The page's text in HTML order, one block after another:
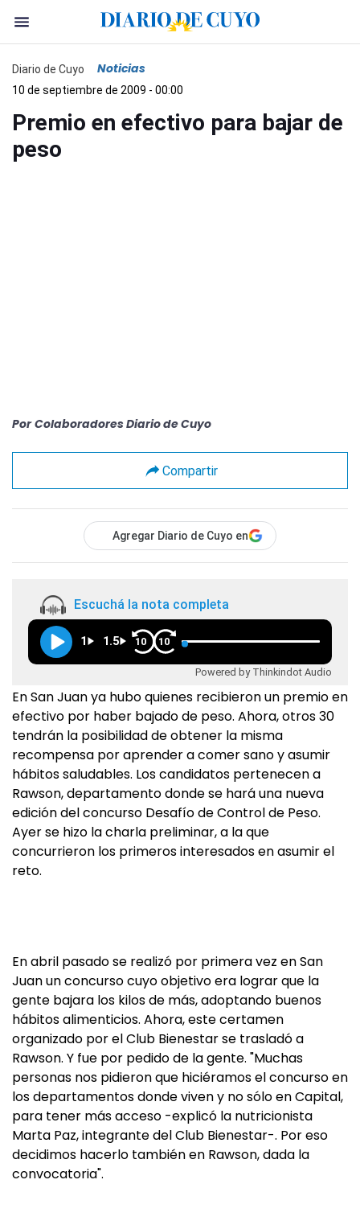
Diario de Cuyo Noticias
10 de septiembre de 2009 - 00:00
Premio en efectivo para bajar de
peso
Por Colaboradores Diario de Cuyo
Compartir
Agregar Diario de Cuyo en
Escuchá la nota completa
1 1.5 10 10
Powered by Thinkindot Audio
En San Juan ya hubo quienes recibieron un premio en
efectivo por haber bajado de peso. Ahora, otros 30
tendrán la posibilidad de obtener la misma
recompensa por aprender a comer sano y asumir
hábitos saludables. Los candidatos pertenecen a
Rawson, departamento donde se hará una nueva
edición del concurso Desafío de Control de Peso.
Ayer se hizo la charla preliminar, a la que
concurrieron los primeros interesados en asumir el
reto.
En abril pasado se realizó por primera vez en San
Juan un concurso cuyo objetivo era lograr que la
gente bajara los kilos de más, adoptando buenos
hábitos alimenticios. Ahora, este certamen
organizado por el Club Bienestar se trasladó a
Rawson. Y fue por pedido de la gente. "Muchas
personas nos pidieron que hiciéramos el concurso en
los departamentos donde viven y no sólo en Capital,
para tener más acceso -explicó la nutricionista
Marta Paz, integrante del Club Bienestar-. Por eso
decidimos hacerlo también en Rawson, dada la
convocatoria".